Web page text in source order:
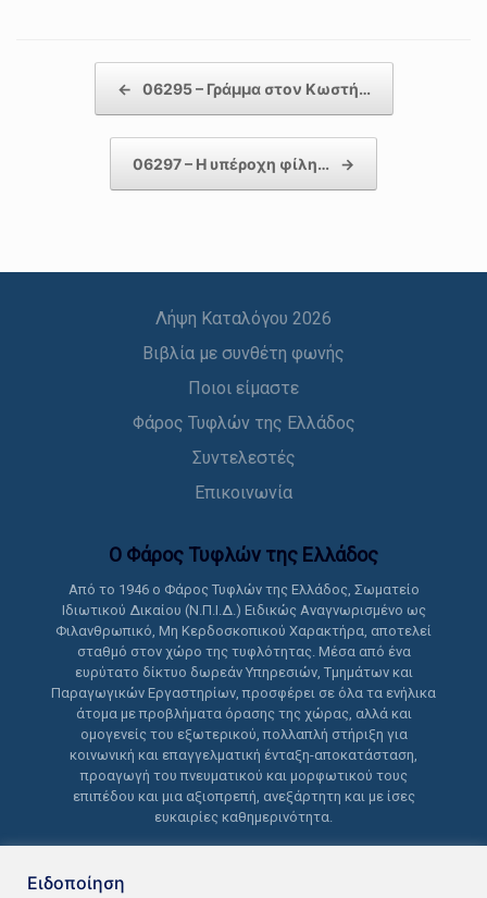
← 06295 – Γράμμα στον Κωστή…
06297 – Η υπέροχη φίλη… →
Λήψη Καταλόγου 2026
Βιβλία με συνθέτη φωνής
Ποιοι είμαστε
Φάρος Τυφλών της Ελλάδος
Συντελεστές
Επικοινωνία
Ο Φάρος Τυφλών της Ελλάδoς
Από το 1946 ο Φάρος Τυφλών της Ελλάδος, Σωματείο
Ιδιωτικού Δικαίου (Ν.Π.Ι.Δ.) Ειδικώς Αναγνωρισμένο ως
Φιλανθρωπικό, Μη Κερδοσκοπικού Χαρακτήρα, αποτελεί
σταθμό στον χώρο της τυφλότητας. Μέσα από ένα
ευρύτατο δίκτυο δωρεάν Υπηρεσιών, Τμημάτων και
Παραγωγικών Εργαστηρίων, προσφέρει σε όλα τα ενήλικα
άτομα με προβλήματα όρασης της χώρας, αλλά και
ομογενείς του εξωτερικού, πολλαπλή στήριξη για
κοινωνική και επαγγελματική ένταξη-αποκατάσταση,
προαγωγή του πνευματικού και μορφωτικού τους
επιπέδου και μια αξιοπρεπή, ανεξάρτητη και με ίσες
ευκαιρίες καθημερινότητα.
Ειδοποίηση